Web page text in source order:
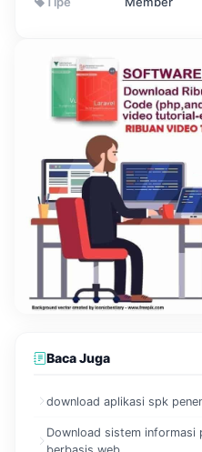
Baca Juga
download aplikasi spk
Download sistem informasi